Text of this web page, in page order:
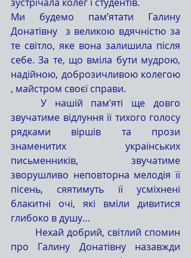
Ми будемо пам’ятати Галину
Донатівну  з великою вдячністю за
те світло, яке вона залишила після
себе. За те, що вміла бути мудрою,
надійною, доброзичливою колегою
, майстром своєї справи.
звучатиме відлуння її тихого голосу
рядками віршів та прози
знаменитих українських
письменників, звучатиме
зворушливо неповторна мелодія її
пісень, сяятимуть її усміхнені
блакитні очі, які вміли дивитися
глибоко в душу…
про Галину Донатівну назавжди